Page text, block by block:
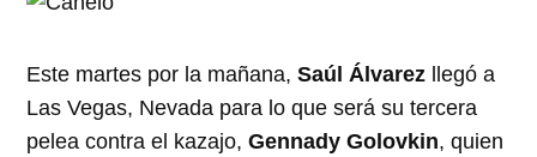
Este martes por la mañana,Saúl Álvarez llegó a
Las Vegas, Nevada para lo que será su tercera
pelea contra el kazajo,Gennady Golovkin, quien